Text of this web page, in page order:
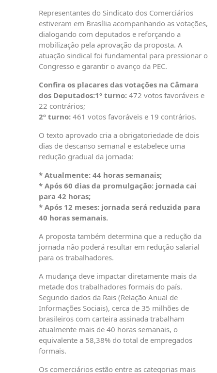
Representantes do Sindicato dos Comerciários
estiveram em Brasília acompanhando as votações,
dialogando com deputados e reforçando a
mobilização pela aprovação da proposta. A
atuação sindical foi fundamental para pressionar o
Congresso e garantir o avanço da PEC.
Confira os placares das votações na Câmara
dos Deputados:1º turno: 472 votos favoráveis e
22 contrários;
2º turno: 461 votos favoráveis e 19 contrários.
O texto aprovado cria a obrigatoriedade de dois
dias de descanso semanal e estabelece uma
redução gradual da jornada:
* Atualmente: 44 horas semanais;
* Após 60 dias da promulgação: jornada cai
para 42 horas;
* Após 12 meses: jornada será reduzida para
40 horas semanais.
A proposta também determina que a redução da
jornada não poderá resultar em redução salarial
para os trabalhadores.
A mudança deve impactar diretamente mais da
metade dos trabalhadores formais do país.
Segundo dados da Rais (Relação Anual de
Informações Sociais), cerca de 35 milhões de
brasileiros com carteira assinada trabalham
atualmente mais de 40 horas semanais, o
equivalente a 58,38% do total de empregados
formais.
Os comerciários estão entre as categorias mais